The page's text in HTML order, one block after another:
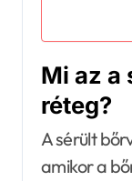
Mi az a
réteg?
A sérült
amikor a